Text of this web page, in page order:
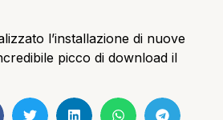
l’installazione di nuove
picco di download il